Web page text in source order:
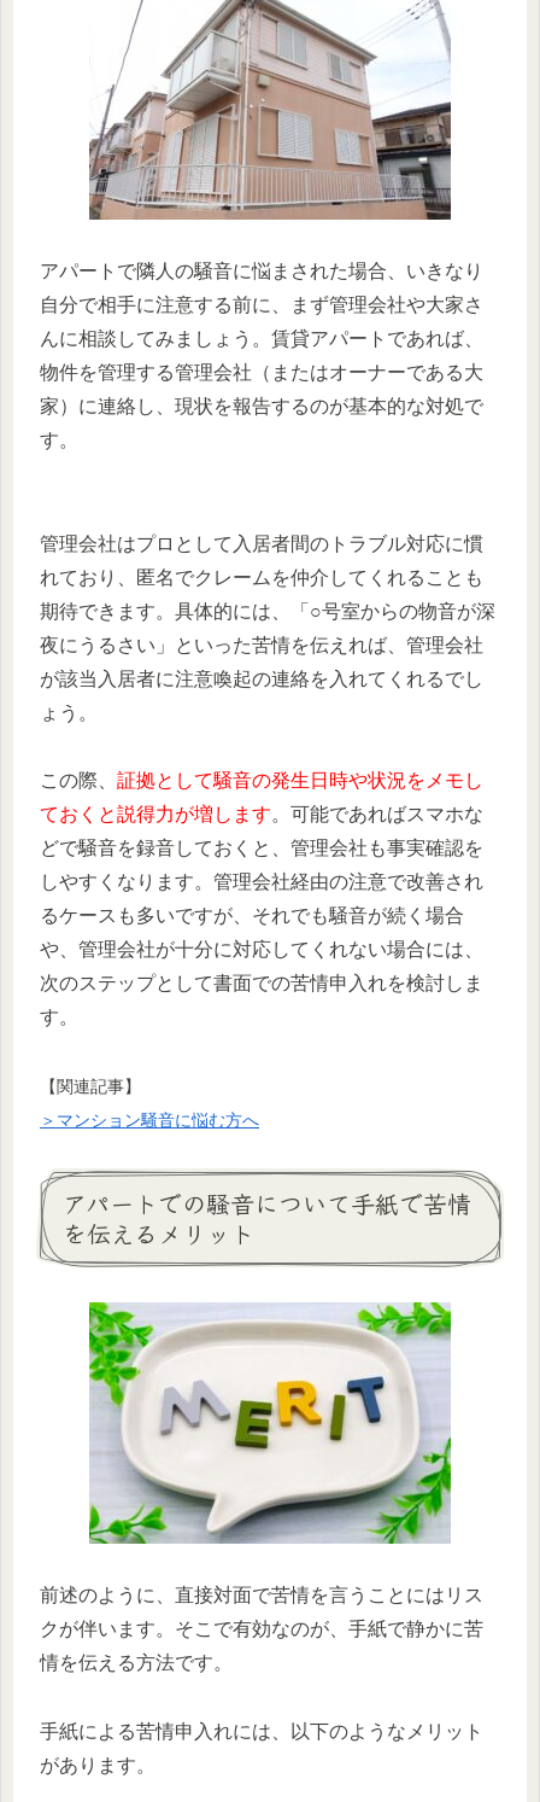
アパートで隣人の騒音に悩まされた場合、いきなり
自分で相手に注意する前に、まず管理会社や大家さ
んに相談してみましょう。賃貸アパートであれば、
物件を管理する管理会社（またはオーナーである大
家）に連絡し、現状を報告するのが基本的な対処で
す。
管理会社はプロとして入居者間のトラブル対応に慣
れており、匿名でクレームを仲介してくれることも
期待できます。具体的には、「○号室からの物音が深
夜にうるさい」といった苦情を伝えれば、管理会社
が該当入居者に注意喚起の連絡を入れてくれるでし
ょう。
この際、 証拠として騒音の発生日時や状況をメモし
ておくと説得力が増します。可能であればスマホな
どで騒音を録音しておくと、管理会社も事実確認を
しやすくなります。管理会社経由の注意で改善され
るケースも多いですが、それでも騒音が続く場合
や、管理会社が十分に対応してくれない場合には、
次のステップとして書面での苦情申入れを検討しま
す。
【関連記事】
＞マンション騒音に悩む方へ
アパートでの騒音について手紙で苦情
を伝えるメリット
前述のように、直接対面で苦情を言うことにはリス
クが伴います。そこで有効なのが、手紙で静かに苦
情を伝える方法です。
手紙による苦情申入れには、以下のようなメリット
があります。